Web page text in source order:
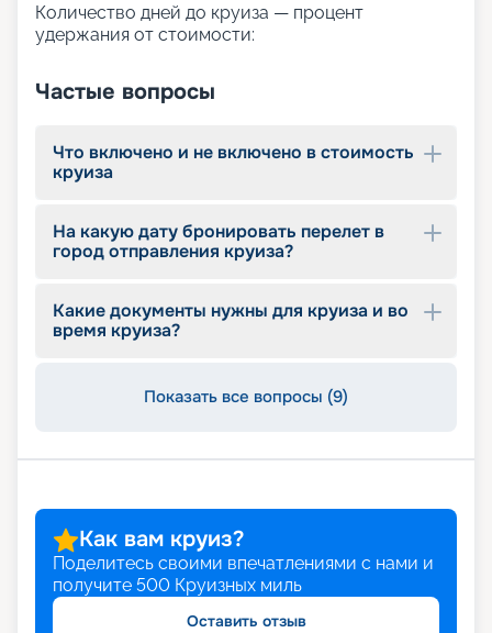
Количество дней до круиза — процент
удержания от стоимости:
Частые вопросы
Что включено и не включено в стоимость
круиза
На какую дату бронировать перелет в
город отправления круиза?
Какие документы нужны для круиза и во
время круиза?
Показать все вопросы (9)
Как вам круиз?
Поделитесь своими впечатлениями с нами и
получите 500 Круизных миль
Оставить отзыв